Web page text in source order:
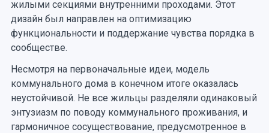
жилыми секциями внутренними проходами. Этот
дизайн был направлен на оптимизацию
функциональности и поддержание чувства порядка в
сообществе.
Несмотря на первоначальные идеи, модель
коммунального дома в конечном итоге оказалась
неустойчивой. Не все жильцы разделяли одинаковый
энтузиазм по поводу коммунального проживания, и
гармоничное сосуществование, предусмотренное в